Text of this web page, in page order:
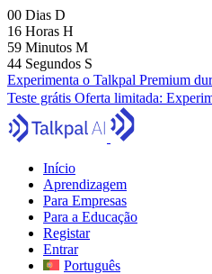
00 Dias D
16 Horas H
59 Minutos M
43 Segundos S
Experimenta o Talkpal Premium
Teste grátis Oferta limitada:
Início
Aprendizagem
Para Empresas
Para a Educação
Registar
Entrar
Português